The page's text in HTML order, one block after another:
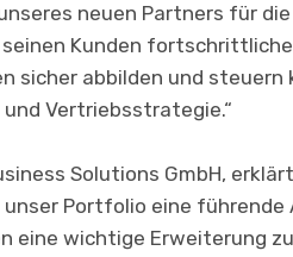
neuen Partners für
seinen Kunden
sicher abbilden und steuern
Vertriebsstrategie.“
Solutions GmbH,
unser Portfolio eine führende
eine wichtige Er­weiterung